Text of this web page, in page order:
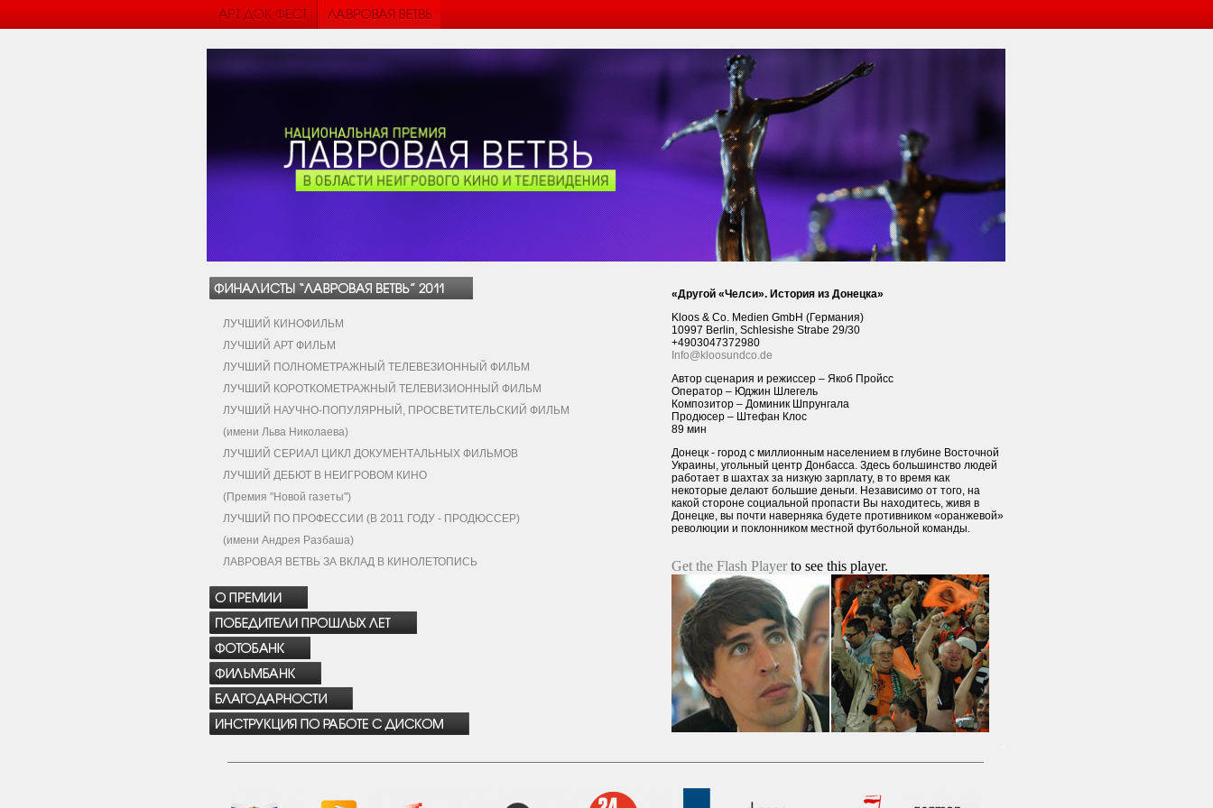
ЛУЧШИЙ КИНОФИЛЬМ
ЛУЧШИЙ АРТ ФИЛЬМ
ЛУЧШИЙ ПОЛНОМЕТРАЖНЫЙ ТЕЛЕВЕЗИОННЫЙ ФИЛЬМ
ЛУЧШИЙ КОРОТКОМЕТРАЖНЫЙ ТЕЛЕВИЗИОННЫЙ ФИЛЬМ
ЛУЧШИЙ НАУЧНО-ПОПУЛЯРНЫЙ, ПРОСВЕТИТЕЛЬСКИЙ ФИЛЬМ
(имени Льва Николаева)
ЛУЧШИЙ СЕРИАЛ ЦИКЛ ДОКУМЕНТАЛЬНЫХ ФИЛЬМОВ
ЛУЧШИЙ ДЕБЮТ В НЕИГРОВОМ КИНО
(Премия "Новой газеты")
ЛУЧШИЙ ПО ПРОФЕССИИ (В 2011 ГОДУ - ПРОДЮССЕР)
(имени Андрея Разбаша)
ЛАВРОВАЯ ВЕТВЬ ЗА ВКЛАД В КИНОЛЕТОПИСЬ
«Другой «Челси». История из Донецка»
Kloos & Co. Medien GmbH (Германия)
10997 Berlin, Schlesishe Strabe 29/30
+4903047372980
Info@kloosundco.de
Автор сценария и режиссер – Якоб Пройсс
Оператор – Юджин Шлегель
Композитор – Доминик Шпрунгала
Продюсер – Штефан Клос
89 мин
Донецк - город с миллионным населением в глубине Восточной
Украины, угольный центр Донбасса. Здесь большинство людей
работает в шахтах за низкую зарплату, в то время как
некоторые делают большие деньги. Независимо от того, на
какой стороне социальной пропасти Вы находитесь, живя в
Донецке, вы почти наверняка будете противником «оранжевой»
революции и поклонником местной футбольной команды.
Get the Flash Player to see this player.